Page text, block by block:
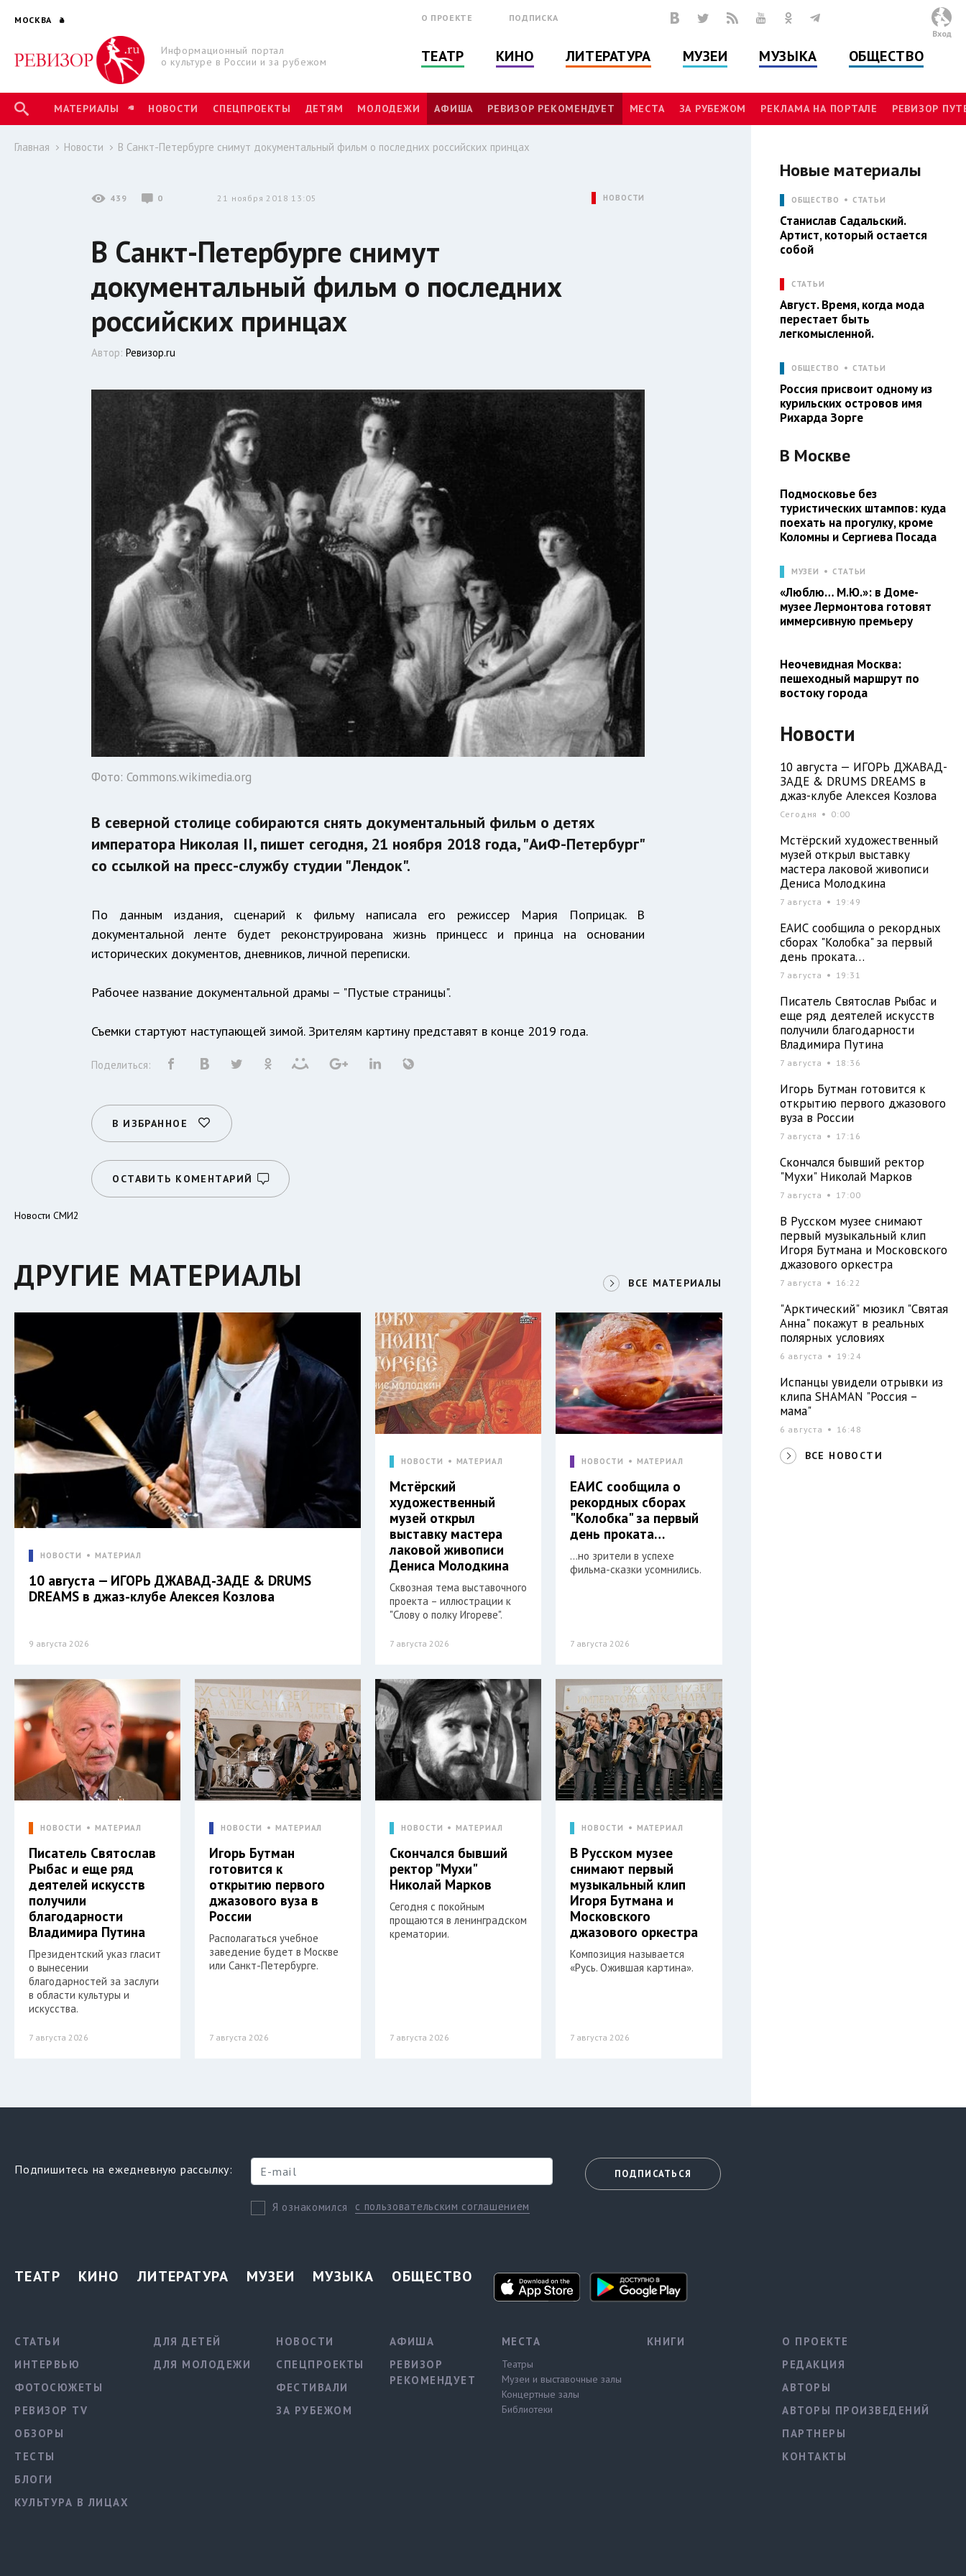
МОСКВА
Информационный портал
о культуре в России и за рубежом
О ПРОЕКТЕ ПОДПИСКА
ТЕАТР КИНО ЛИТЕРАТУРА МУЗЕИ МУЗЫКА ОБЩЕСТВО
Вход
МАТЕРИАЛЫ НОВОСТИ СПЕЦПРОЕКТЫ ДЕТЯМ МОЛОДЕЖИ АФИША РЕВИЗОР РЕКОМЕНДУЕТ МЕСТА ЗА РУБЕЖОМ РЕКЛАМА НА ПОРТАЛЕ РЕВИЗОР
Главная Новости В Санкт-Петербурге снимут документальный фильм о последних российских принцах
439 0 21 ноября 2018 13:05 НОВОСТИ
В Санкт-Петербурге снимут
документальный фильм о последних
российских принцах
Автор:Ревизор.ru
Фото: Commons.wikimedia.org
В северной столице собираются снять документальный фильм о детях
императора Николая II, пишет сегодня, 21 ноября 2018 года, "АиФ-Петербург"
со ссылкой на пресс-службу студии "Лендок".
По данным издания, сценарий к фильму написала его режиссер Мария Поприцак. В
документальной ленте будет реконструирована жизнь принцесс и принца на основании
исторических документов, дневников, личной переписки.
Рабочее название документальной драмы – "Пустые страницы".
Съемки стартуют наступающей зимой. Зрителям картину представят в конце 2019 года.
Поделиться:
В ИЗБРАННОЕ
ОСТАВИТЬ КОМЕНТАРИЙ
Новости СМИ2
ДРУГИЕ МАТЕРИАЛЫ ВСЕ МАТЕРИАЛЫ
НОВОСТИ МАТЕРИАЛ
10 августа — ИГОРЬ ДЖАВАД-ЗАДЕ & DRUMS
DREAMS в джаз-клубе Алексея Козлова
9 августа 2026
НОВОСТИ МАТЕРИАЛ
Мстёрский
художественный
музей открыл
выставку мастера
лаковой живописи
Дениса Молодкина
Сквозная тема выставочного
проекта – иллюстрации к
"Слову о полку Игореве".
7 августа 2026
НОВОСТИ МАТЕРИАЛ
ЕАИС сообщила о
рекордных сборах
"Колобка" за первый
день проката…
…но зрители в успехе
фильма-сказки усомнились.
7 августа 2026
НОВОСТИ МАТЕРИАЛ
Писатель Святослав
Рыбас и еще ряд
деятелей искусств
получили
благодарности
Владимира Путина
Президентский указ гласит
о вынесении
благодарностей за заслуги
в области культуры и
искусства.
7 августа 2026
НОВОСТИ МАТЕРИАЛ
Игорь Бутман
готовится к
открытию первого
джазового вуза в
России
Располагаться учебное
заведение будет в Москве
или Санкт-Петербурге.
7 августа 2026
НОВОСТИ МАТЕРИАЛ
Скончался бывший
ректор "Мухи"
Николай Марков
Сегодня с покойным
прощаются в ленинградском
крематории.
7 августа 2026
НОВОСТИ МАТЕРИАЛ
В Русском музее
снимают первый
музыкальный клип
Игоря Бутмана и
Московского
джазового оркестра
Композиция называется
«Русь. Ожившая картина».
7 августа 2026
Новые материалы
ОБЩЕСТВО СТАТЬИ
Станислав Садальский.
Артист, который остается
собой
СТАТЬИ
Август. Время, когда мода
перестает быть
легкомысленной.
ОБЩЕСТВО СТАТЬИ
Россия присвоит одному из
курильских островов имя
Рихарда Зорге
В Москве
Подмосковье без
туристических штампов: куда
поехать на прогулку, кроме
Коломны и Сергиева Посада
МУЗЕИ СТАТЬИ
«Люблю… М.Ю.»: в Доме-
музее Лермонтова готовят
иммерсивную премьеру
Неочевидная Москва:
пешеходный маршрут по
востоку города
Новости
10 августа — ИГОРЬ ДЖАВАД-
ЗАДЕ & DRUMS DREAMS в
джаз-клубе Алексея Козлова
Сегодня 0:00
Мстёрский художественный
музей открыл выставку
мастера лаковой живописи
Дениса Молодкина
7 августа 19:49
ЕАИС сообщила о рекордных
сборах "Колобка" за первый
день проката…
7 августа 19:31
Писатель Святослав Рыбас и
еще ряд деятелей искусств
получили благодарности
Владимира Путина
7 августа 18:36
Игорь Бутман готовится к
открытию первого джазового
вуза в России
7 августа 17:16
Скончался бывший ректор
"Мухи" Николай Марков
7 августа 17:00
В Русском музее снимают
первый музыкальный клип
Игоря Бутмана и Московского
джазового оркестра
7 августа 16:22
"Арктический" мюзикл "Святая
Анна" покажут в реальных
полярных условиях
6 августа 19:24
Испанцы увидели отрывки из
клипа SHAMAN "Россия –
мама"
6 августа 16:48
ВСЕ НОВОСТИ
Подпишитесь на ежедневную рассылку:
Я ознакомился с пользовательским соглашением
ПОДПИСАТЬСЯ
ТЕАТР КИНО ЛИТЕРАТУРА МУЗЕИ МУЗЫКА ОБЩЕСТВО
СТАТЬИ
ИНТЕРВЬЮ
ФОТОСЮЖЕТЫ
РЕВИЗОР TV
ОБЗОРЫ
ТЕСТЫ
БЛОГИ
КУЛЬТУРА В ЛИЦАХ
ДЛЯ ДЕТЕЙ
ДЛЯ МОЛОДЕЖИ
НОВОСТИ
СПЕЦПРОЕКТЫ
ФЕСТИВАЛИ
ЗА РУБЕЖОМ
АФИША
РЕВИЗОР
РЕКОМЕНДУЕТ
МЕСТА
Театры
Музеи и выставочные залы
Концертные залы
Библиотеки
КНИГИ
О ПРОЕКТЕ
РЕДАКЦИЯ
АВТОРЫ
АВТОРЫ ПРОИЗВЕДЕНИЙ
ПАРТНЕРЫ
КОНТАКТЫ